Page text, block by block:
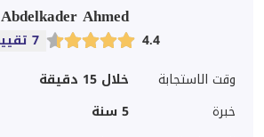
Abdelkader Ahmed
4.4
7 تقييمات
وقت الاستجابة
خلال 15 دقيقة
خبرة
5 سنة